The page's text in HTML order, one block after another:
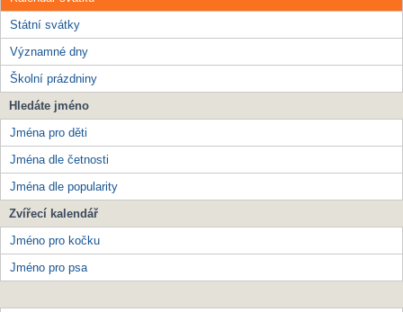
Státní svátky
Významné dny
Školní prázdniny
Hledáte jméno
Jména pro děti
Jména dle četnosti
Jména dle popularity
Zvířecí kalendář
Jméno pro kočku
Jméno pro psa